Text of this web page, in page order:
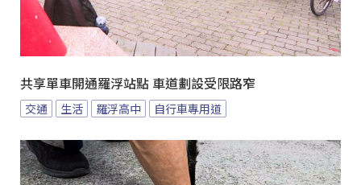
共享單車開通羅浮站點 車道劃設受限路窄
交通 生活 羅浮高中 自行車專用道